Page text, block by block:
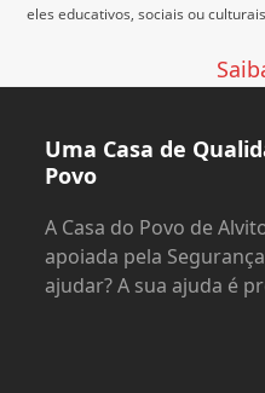
eles educativos, sociais ou
Uma Casa de
Povo
A Casa do Povo de
apoiada pela
ajudar? A sua ajuda é